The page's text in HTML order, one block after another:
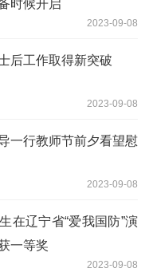
时候开启
2023-09-08
后工作取得新突破
2023-09-08
一行教师节前夕看望慰
2023-09-08
在辽宁省“爱我国防”演
一等奖
2023-09-08